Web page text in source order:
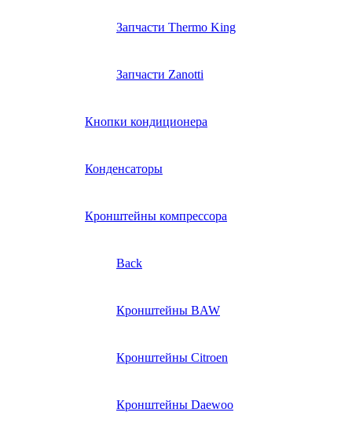
Запчасти Thermo King
Запчасти Zanotti
Кнопки кондиционера
Конденсаторы
Кронштейны компрессора
Back
Кронштейны BAW
Кронштейны Citroen
Кронштейны Daewoo